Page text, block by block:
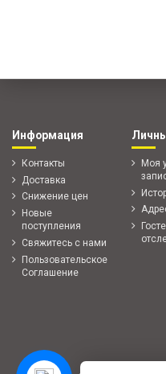
Информация
Контакты
Доставка
Снижение цен
Новые
поступления
Свяжитесь с нами
Пользовательское
Соглашение
Моя